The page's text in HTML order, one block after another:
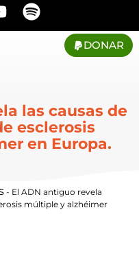
DONAR
las causas de
esclerosis
en Europa.
- El ADN antiguo revela
múltiple y alzhéimer